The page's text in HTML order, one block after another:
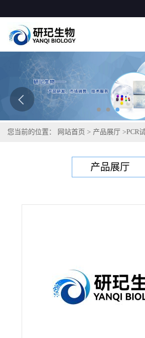
您当前的位置： 网站首页 > 产品展厅 >PCR
产品展厅